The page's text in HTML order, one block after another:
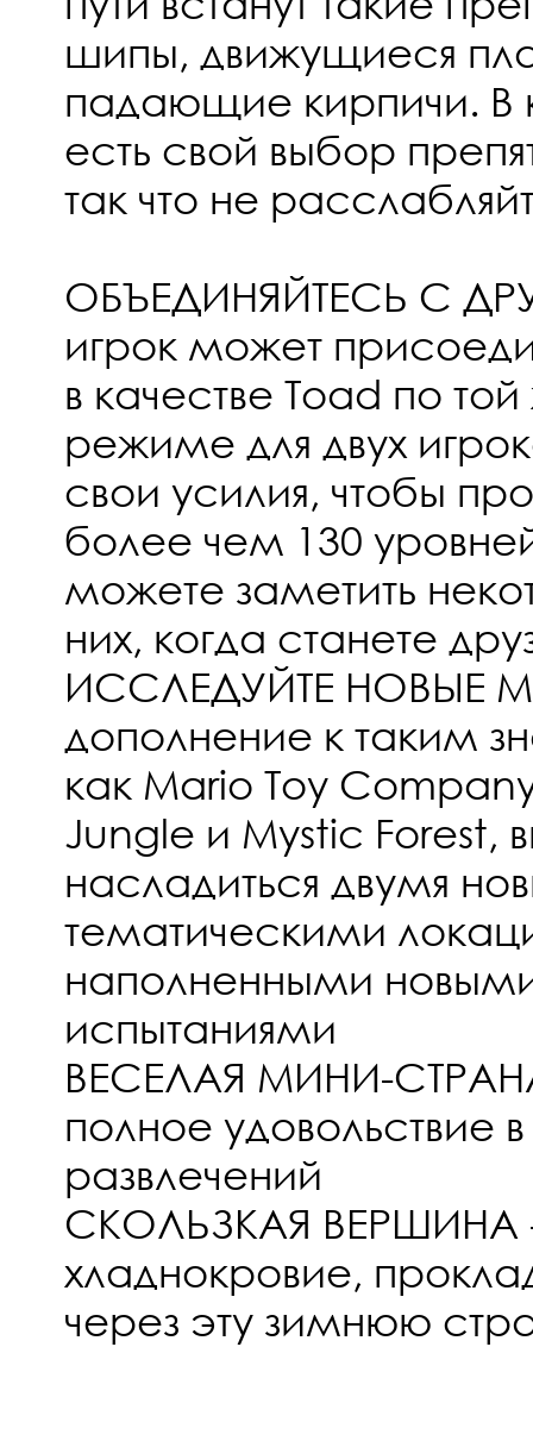
шипы, движущиеся
падающие кирпичи.
есть свой выбор
так что не
ОБЪЕДИНЯЙТЕСЬ С
игрок может
в качестве Toad по
режиме для двух
свои усилия, чтобы
более чем 130
можете заметить
них, когда станете
ИССЛЕДУЙТЕ НОВЫЕ
дополнение к таким
как Mario Toy
Jungle и Mystic Forest,
насладиться двумя
тематическими
наполненными
испытаниями
ВЕСЕЛАЯ МИНИ-
полное удовольствие
развлечений
СКОЛЬЗКАЯ ВЕРШИНА
хладнокровие,
через эту зимнюю